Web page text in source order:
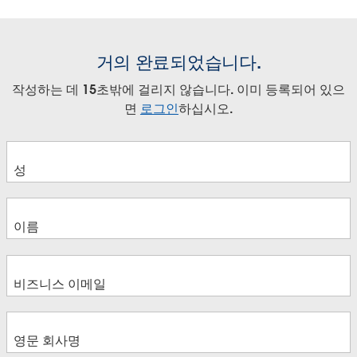
거의 완료되었습니다.
작성하는 데 15초밖에 걸리지 않습니다. 이미 등록되어 있으
면 로그인하십시오.